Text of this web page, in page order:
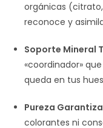
orgánicas
reconoce y
Soporte Mineral
«coordinador»
queda en tus
Pureza
colorantes ni